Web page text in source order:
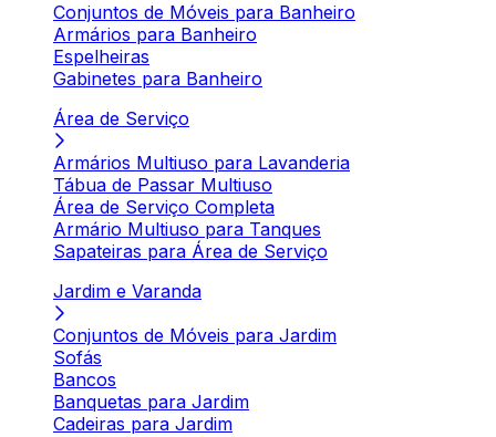
Conjuntos de Móveis para Banheiro
Armários para Banheiro
Espelheiras
Gabinetes para Banheiro
Área de Serviço
Armários Multiuso para Lavanderia
Tábua de Passar Multiuso
Área de Serviço Completa
Armário Multiuso para Tanques
Sapateiras para Área de Serviço
Jardim e Varanda
Conjuntos de Móveis para Jardim
Sofás
Bancos
Banquetas para Jardim
Cadeiras para Jardim